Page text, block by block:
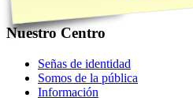
Nuestro Centro
Señas de identidad
Somos de la pública
Información